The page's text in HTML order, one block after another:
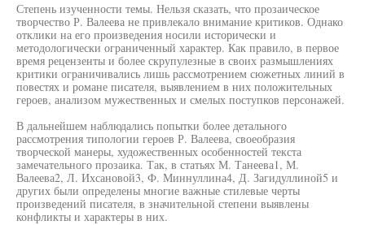
Степень изученности темы. Нельзя сказать, что прозаическое
творчество Р. Валеева не привлекало внимание критиков. Однако
отклики на его произведения носили исторически и
методологически ограниченный характер. Как правило, в первое
время рецензенты и более скрупулезные в своих размышлениях
критики ограничивались лишь рассмотрением сюжетных линий в
повестях и романе писателя, выявлением в них положительных
героев, анализом мужественных и смелых поступков персонажей.
В дальнейшем наблюдались попытки более детального
рассмотрения типологии героев Р. Валеева, своеобразия
творческой манеры, художественных особенностей текста
замечательного прозаика. Так, в статьях М. Танеева1, М.
Валеева2, Л. Ихсановой3, Ф. Миннуллина4, Д. Загидуллиной5 и
других были определены многие важные стилевые черты
произведений писателя, в значительной степени выявлены
конфликты и характеры в них.